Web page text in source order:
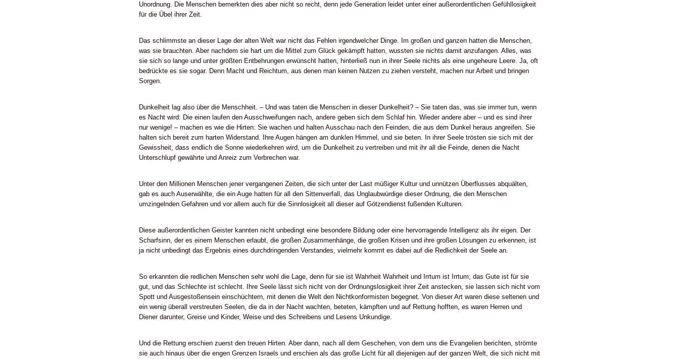
Unordnung. Die Menschen bemerkten dies aber nicht so recht, denn jede Generation leidet unter einer außerordentlichen Gefühllosigkeit
für die Übel ihrer Zeit.
Das schlimmste an dieser Lage der alten Welt war nicht das Fehlen irgendwelcher Dinge. Im großen und ganzen hatten die Menschen,
was sie brauchten. Aber nachdem sie hart um die Mittel zum Glück gekämpft hatten, wussten sie nichts damit anzufangen. Alles, was
sie sich so lange und unter größten Entbehrungen erwünscht hatten, hinterließ nun in ihrer Seele nichts als eine ungeheure Leere. Ja, oft
bedrückte es sie sogar. Denn Macht und Reichtum, aus denen man keinen Nutzen zu ziehen versteht, machen nur Arbeit und bringen
Sorgen.
Dunkelheit lag also über die Menschheit. – Und was taten die Menschen in dieser Dunkelheit? – Sie taten das, was sie immer tun, wenn
es Nacht wird: Die einen laufen den Ausschweifungen nach, andere geben sich dem Schlaf hin. Wieder andere aber – und es sind ihrer
nur wenige! – machen es wie die Hirten: Sie wachen und halten Ausschau nach den Feinden, die aus dem Dunkel heraus angreifen. Sie
halten sich bereit zum harten Widerstand. Ihre Augen hängen am dunklen Himmel, und sie beten. In ihrer Seele trösten sie sich mit der
Gewissheit, dass endlich die Sonne wiederkehren wird, um die Dunkelheit zu vertreiben und mit ihr all die Feinde, denen die Nacht
Unterschlupf gewährte und Anreiz zum Verbrechen war.
Unter den Millionen Menschen jener vergangenen Zeiten, die sich unter der Last müßiger Kultur und unnützen Überflusses abquälten,
gab es auch Auserwählte, die ein Auge hatten für all den Sittenverfall, das Unglaubwürdige dieser Ordnung, die den Menschen
umzingelnden Gefahren und vor allem auch für die Sinnlosigkeit all dieser auf Götzendienst fußenden Kulturen.
Diese außerordentlichen Geister kannten nicht unbedingt eine besondere Bildung oder eine hervorragende Intelligenz als ihr eigen. Der
Scharfsinn, der es einem Menschen erlaubt, die großen Zusammenhänge, die großen Krisen und ihre großen Lösungen zu erkennen, ist
ja nicht unbedingt das Ergebnis eines durchdringenden Verstandes, vielmehr kommt es dabei auf die Redlichkeit der Seele an.
So erkannten die redlichen Menschen sehr wohl die Lage, denn für sie ist Wahrheit Wahrheit und Irrtum ist Irrtum; das Gute ist für sie
gut, und das Schlechte ist schlecht. Ihre Seele lässt sich nicht von der Ordnungslosigkeit ihrer Zeit anstecken, sie lassen sich nicht vom
Spott und Ausgestoßensein einschüchtern, mit denen die Welt den Nichtkonformisten begegnet. Von dieser Art waren diese seltenen und
ein wenig überall verstreuten Seelen, die da in der Nacht wachten, beteten, kämpften und auf Rettung hofften, es waren Herren und
Diener darunter, Greise und Kinder, Weise und des Schreibens und Lesens Unkundige.
Und die Rettung erschien zuerst den treuen Hirten. Aber dann, nach all dem Geschehen, von dem uns die Evangelien berichten, strömte
sie auch hinaus über die engen Grenzen Israels und erschien als das große Licht für all diejenigen auf der ganzen Welt, die sich nicht mit